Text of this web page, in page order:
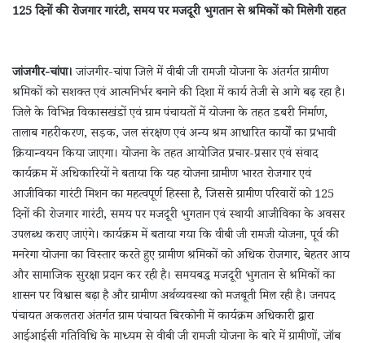
125 दिनों की रोजगार गारंटी, समय पर मजदूरी भुगतान से श्रमिकों को मिलेगी राहत
जांजगीर-चांपा।जांजगीर-चांपा जिले में वीबी जी रामजी योजना के अंतर्गत ग्रामीण
श्रमिकों को सशक्त एवं आत्मनिर्भर बनाने की दिशा में कार्य तेजी से आगे बढ़ रहा है।
जिले के विभिन्न विकासखंडों एवं ग्राम पंचायतों में योजना के तहत डबरी निर्माण,
तालाब गहरीकरण, सड़क, जल संरक्षण एवं अन्य श्रम आधारित कार्यों का प्रभावी
क्रियान्वयन किया जाएगा। योजना के तहत आयोजित प्रचार-प्रसार एवं संवाद
कार्यक्रम में अधिकारियों ने बताया कि यह योजना ग्रामीण भारत रोजगार एवं
आजीविका गारंटी मिशन का महत्वपूर्ण हिस्सा है, जिससे ग्रामीण परिवारों को 125
दिनों की रोजगार गारंटी, समय पर मजदूरी भुगतान एवं स्थायी आजीविका के अवसर
उपलब्ध कराए जाएंगे। कार्यक्रम में बताया गया कि वीबी जी रामजी योजना, पूर्व की
मनरेगा योजना का विस्तार करते हुए ग्रामीण श्रमिकों को अधिक रोजगार, बेहतर आय
और सामाजिक सुरक्षा प्रदान कर रही है। समयबद्ध मजदूरी भुगतान से श्रमिकों का
शासन पर विश्वास बढ़ा है और ग्रामीण अर्थव्यवस्था को मजबूती मिल रही है। जनपद
पंचायत अकलतरा अंतर्गत ग्राम पंचायत बिरकोनी में कार्यक्रम अधिकारी द्वारा
आईआईसी गतिविधि के माध्यम से वीबी जी रामजी योजना के बारे में ग्रामीणों, जॉब